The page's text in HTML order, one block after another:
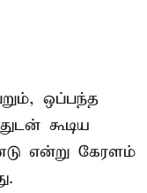
ஒப்பந்த
கூடிய
என்று கேரளம்